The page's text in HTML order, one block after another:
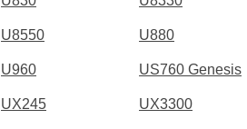
U8550 U880
U960 US760 Genesis
UX245 UX3300